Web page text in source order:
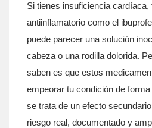
Si tienes insuficiencia cardíaca,
antiinflamatorio como el
puede parecer una solución
cabeza o una rodilla dolorida.
saben es que estos
empeorar tu condición de
se trata de un efecto
riesgo real, documentado y